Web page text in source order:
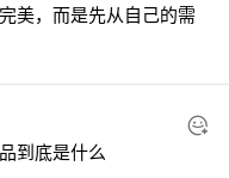
美，而是先从自己的需
到底是什么